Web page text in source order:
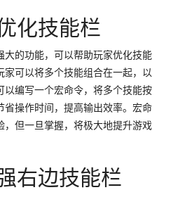
化技能栏
的功能，可以帮助玩家优化技能
可以将多个技能组合在一起，以
编写一个宏命令，将多个技能按
操作时间，提高输出效率。宏命
但一旦掌握，将极大地提升游戏
右边技能栏